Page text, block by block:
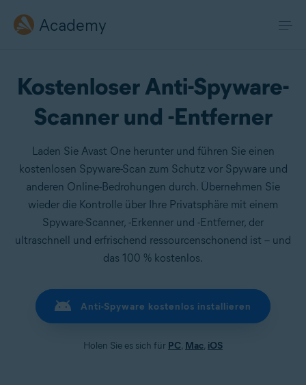
Academy
Kostenloser Anti-Spyware-
Scanner und -Entferner
Laden Sie Avast One herunter und führen Sie einen
kostenlosen Spyware-Scan zum Schutz vor Spyware und
anderen Online-Bedrohungen durch. Übernehmen Sie
wieder die Kontrolle über Ihre Privatsphäre mit einem
Spyware-Scanner, -Erkenner und -Entferner, der
ultraschnell und erfrischend ressourcenschonend ist – und
das 100 % kostenlos.
Anti-Spyware kostenlos installieren
Holen Sie es sich für PC, Mac, iOS